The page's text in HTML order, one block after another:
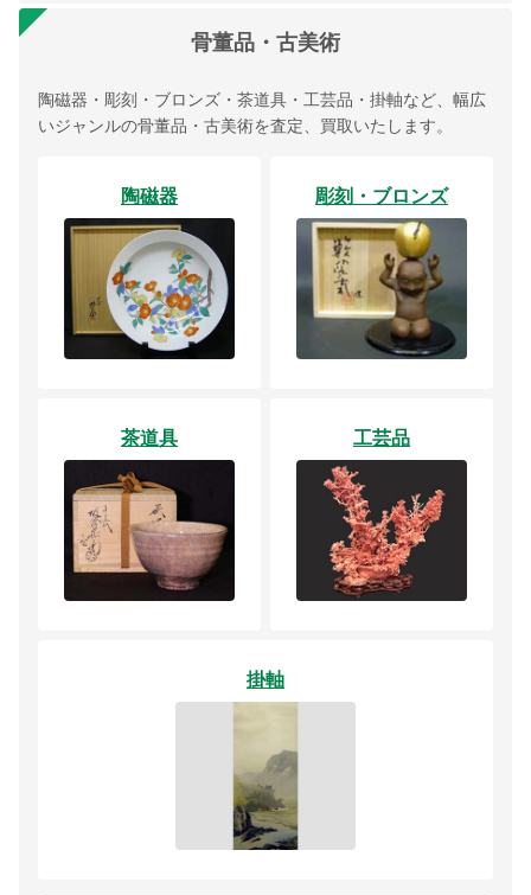
骨董品・古美術
陶磁器・彫刻・ブロンズ・茶道具・工芸品・掛軸など、幅広
いジャンルの骨董品・古美術を査定、買取いたします。
陶磁器 彫刻・ブロンズ
茶道具 工芸品
掛軸